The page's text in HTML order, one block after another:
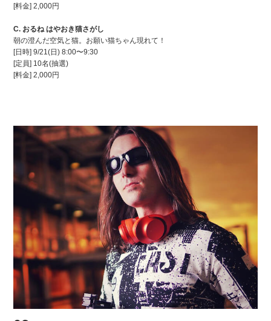
[料金] 2,000円
C. おるね はやおき猫さがし
朝の澄んだ空気と猫。お願い猫ちゃん現れて！
[日時] 9/21(日) 8:00〜9:30
[定員] 10名(抽選)
[料金] 2,000円